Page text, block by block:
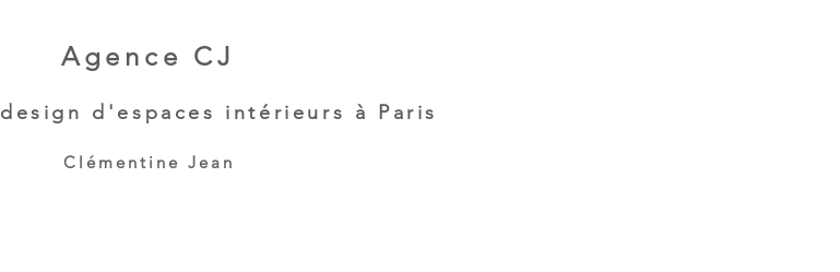
Agence CJ
design d'espaces intérieurs à Paris
Clémentine Jean​